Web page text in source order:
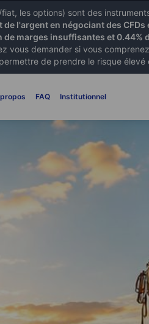
les options) sont des
l'argent en négociant des
marges insuffisantes et
vous demander si vous
de prendre le risque
FAQ Institutionnel